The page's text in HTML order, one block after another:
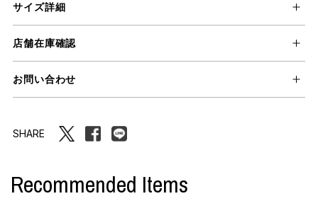
サイズ詳細
店舗在庫確認
お問い合わせ
SHARE
Recommended Items